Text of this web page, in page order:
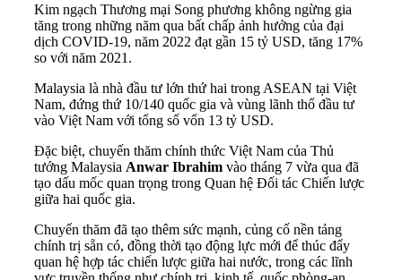
Kim ngạch Thương mại Song phương không ngừng gia
tăng trong những năm qua bất chấp ảnh hưởng của đại
dịch COVID-19, năm 2022 đạt gần 15 tỷ USD, tăng 17%
so với năm 2021.
Malaysia là nhà đầu tư lớn thứ hai trong ASEAN tại Việt
Nam, đứng thứ 10/140 quốc gia và vùng lãnh thổ đầu tư
vào Việt Nam với tổng số vốn 13 tỷ USD.
Đặc biệt, chuyến thăm chính thức Việt Nam của Thủ
tướng Malaysia Anwar Ibrahim vào tháng 7 vừa qua đã
tạo dấu mốc quan trọng trong Quan hệ Đối tác Chiến lược
giữa hai quốc gia.
Chuyến thăm đã tạo thêm sức mạnh, củng cố nền tảng
chính trị sẵn có, đồng thời tạo động lực mới để thúc đẩy
quan hệ hợp tác chiến lược giữa hai nước, trong các lĩnh